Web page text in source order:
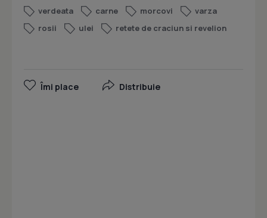
verdeata
carne morcovi
varza
rosii
ulei retete de craciun si revelion
Îmi place Distribuie